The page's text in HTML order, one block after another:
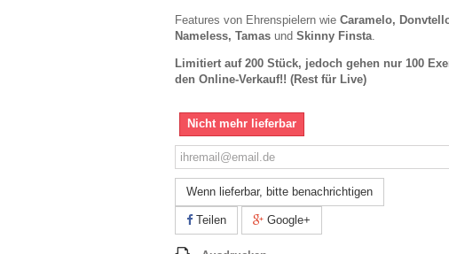
Features von Ehrenspielern wie Caramelo,
Nameless, Tamas und Skinny Finsta.
Limitiert auf 200 Stück, jedoch gehen nur 100
den Online-Verkauf!! (Rest für Live)
Nicht mehr lieferbar
Wenn lieferbar, bitte benachrichtigen
Teilen Google+